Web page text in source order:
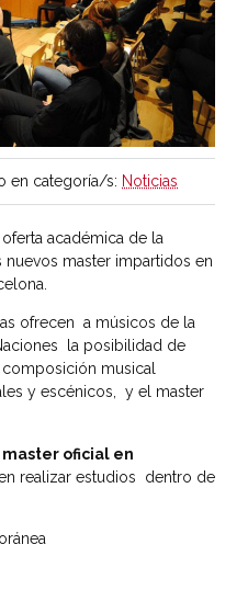
en categoría/s: Noticias
académica de la
master impartidos en
ofrecen a músicos de la
la posibilidad de
composición musical
y escénicos, y el master
master oficial en
realizar estudios dentro de